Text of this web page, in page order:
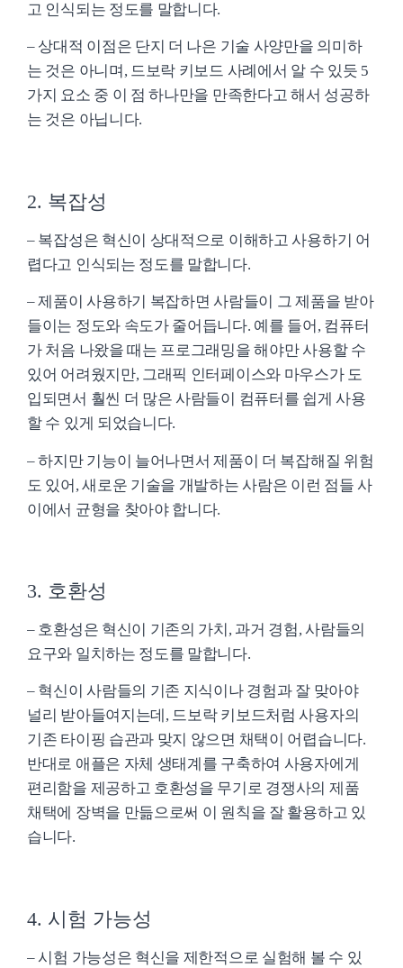
고 인식되는 정도를 말합니다.
– 상대적 이점은 단지 더 나은 기술 사양만을 의미하
는 것은 아니며, 드보락 키보드 사례에서 알 수 있듯 5
가지 요소 중 이 점 하나만을 만족한다고 해서 성공하
는 것은 아닙니다.
2. 복잡성
– 복잡성은 혁신이 상대적으로 이해하고 사용하기 어
렵다고 인식되는 정도를 말합니다.
– 제품이 사용하기 복잡하면 사람들이 그 제품을 받아
들이는 정도와 속도가 줄어듭니다. 예를 들어, 컴퓨터
가 처음 나왔을 때는 프로그래밍을 해야만 사용할 수
있어 어려웠지만, 그래픽 인터페이스와 마우스가 도
입되면서 훨씬 더 많은 사람들이 컴퓨터를 쉽게 사용
할 수 있게 되었습니다.
– 하지만 기능이 늘어나면서 제품이 더 복잡해질 위험
도 있어, 새로운 기술을 개발하는 사람은 이런 점들 사
이에서 균형을 찾아야 합니다.
3. 호환성
– 호환성은 혁신이 기존의 가치, 과거 경험, 사람들의
요구와 일치하는 정도를 말합니다.
– 혁신이 사람들의 기존 지식이나 경험과 잘 맞아야
널리 받아들여지는데, 드보락 키보드처럼 사용자의
기존 타이핑 습관과 맞지 않으면 채택이 어렵습니다.
반대로 애플은 자체 생태계를 구축하여 사용자에게
편리함을 제공하고 호환성을 무기로 경쟁사의 제품
채택에 장벽을 만듦으로써 이 원칙을 잘 활용하고 있
습니다.
4. 시험 가능성
– 시험 가능성은 혁신을 제한적으로 실험해 볼 수 있